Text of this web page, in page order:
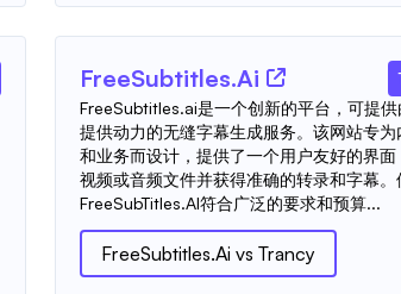
FreeSubtitles.Ai
FreeSubtitles.ai是一个创新的平台，可提
提供动力的无缝字幕生成服务。该网站专
和业务而设计，提供了一个用户友好的界
视频或音频文件并获得准确的转录和字幕。
FreeSubTitles.AI符合广泛的要求和预算...
FreeSubtitles.Ai vs Trancy